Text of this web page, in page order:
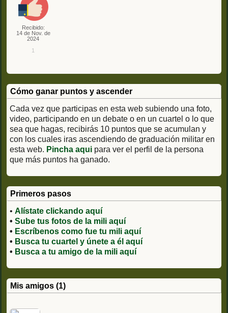
Recibido:
14 de Nov. de
2024
1
Cómo ganar puntos y ascender
Cada vez que participas en esta web subiendo una foto,
video, participando en un debate o en un cuartel o lo que
sea que hagas, recibirás 10 puntos que se acumulan y
con los cuales iras ascendiendo de graduación militar en
esta web. Pincha aqui para ver el perfil de la persona
que más puntos ha ganado.
Primeros pasos
• Alístate clickando aquí
• Sube tus fotos de la mili aquí
• Escríbenos como fue tu mili aquí
• Busca tu cuartel y únete a él aquí
• Busca a tu amigo de la mili aquí
Mis amigos (1)